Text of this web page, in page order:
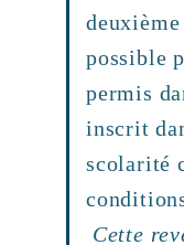
possible
permis
inscrit
scolarité
Cette